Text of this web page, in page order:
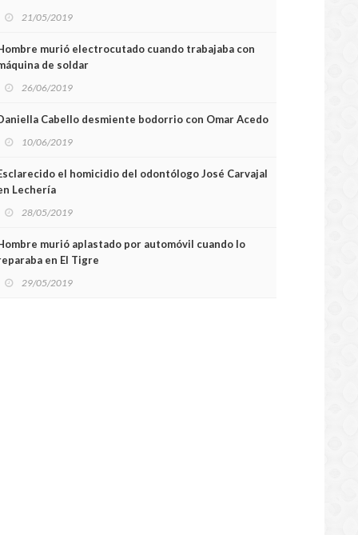
21/05/2019
murió electrocutado cuando trabajaba con
de soldar
26/06/2019
Cabello desmiente bodorrio con Omar Acedo
10/06/2019
el homicidio del odontólogo José Carvajal
Lechería
28/05/2019
murió aplastado por automóvil cuando lo
en El Tigre
29/05/2019